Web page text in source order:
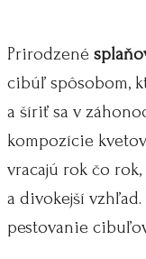
Prirodzené
cibúľ spôsobom,
a šíriť sa v
kompozície
vracajú rok čo
a divokejší
pestovanie